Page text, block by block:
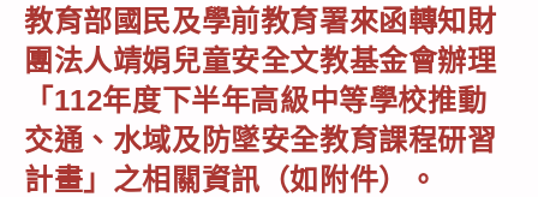
教育部國民及學前教育署來函轉知財
團法人靖娟兒童安全文教基金會辦理
「112年度下半年高級中等學校推動
交通、水域及防墜安全教育課程研習
計畫」之相關資訊（如附件）。